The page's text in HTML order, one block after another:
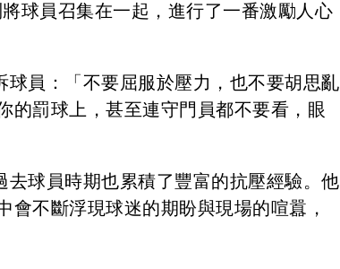
球員召集在一起，進行了一番激勵人心
員：「不要屈服於壓力，也不要胡思亂
的罰球上，甚至連守門員都不要看，眼
球員時期也累積了豐富的抗壓經驗。他
不斷浮現球迷的期盼與現場的喧囂，